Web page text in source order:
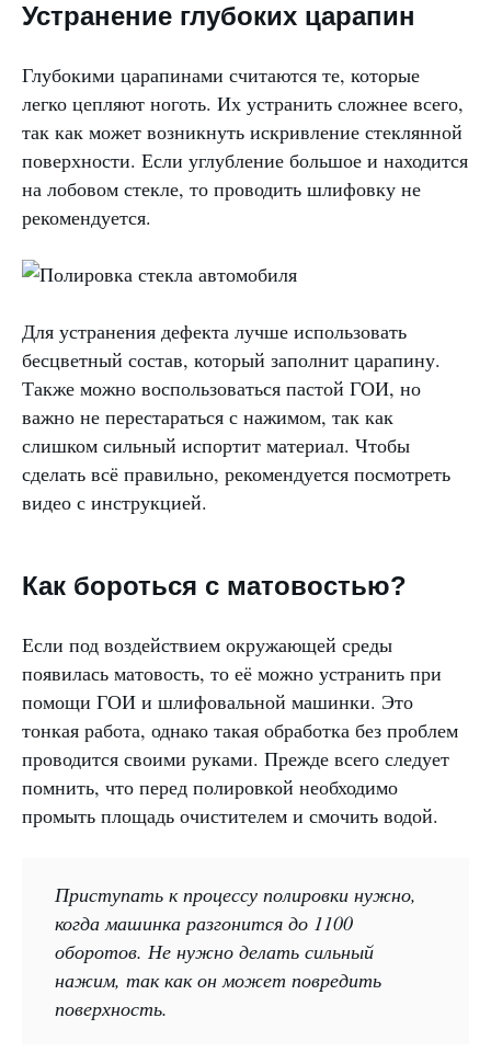
Устранение глубоких царапин
Глубокими царапинами считаются те, которые
легко цепляют ноготь. Их устранить сложнее всего,
так как может возникнуть искривление стеклянной
поверхности. Если углубление большое и находится
на лобовом стекле, то проводить шлифовку не
рекомендуется.
Для устранения дефекта лучше использовать
бесцветный состав, который заполнит царапину.
Также можно воспользоваться пастой ГОИ, но
важно не перестараться с нажимом, так как
слишком сильный испортит материал. Чтобы
сделать всё правильно, рекомендуется посмотреть
видео с инструкцией.
Как бороться с матовостью?
Если под воздействием окружающей среды
появилась матовость, то её можно устранить при
помощи ГОИ и шлифовальной машинки. Это
тонкая работа, однако такая обработка без проблем
проводится своими руками. Прежде всего следует
помнить, что перед полировкой необходимо
промыть площадь очистителем и смочить водой.
Приступать к процессу полировки нужно,
когда машинка разгонится до 1100
оборотов. Не нужно делать сильный
нажим, так как он может повредить
поверхность.